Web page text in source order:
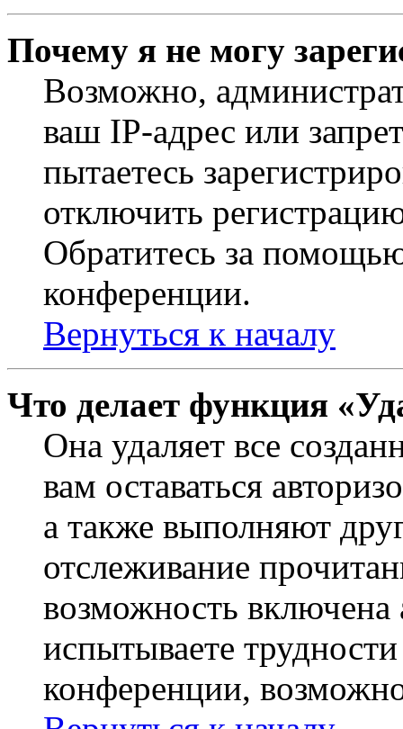
Почему я не могу
Возможно,
ваш IP-адрес или
пытаетесь
отключить
Обратитесь за
конференции.
Вернуться к началу
Что делает функция
Она удаляет все
вам оставаться
а также выполняют
отслеживание
возможность
испытываете
конференции,